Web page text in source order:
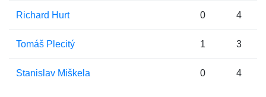
Richard Hurt 0 4
Tomáš Plecitý 1 3
Stanislav Miškela 0 4